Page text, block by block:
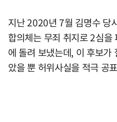
지난 2020년 7월 김명수 당
합의체는 무죄 취지로 2심을
에 돌려 보냈는데, 이 후보가
았을 뿐 허위사실을 적극 공